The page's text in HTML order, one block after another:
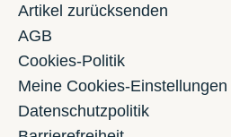
Artikel zurücksenden
AGB
Cookies-Politik
Meine Cookies-Einstellungen
Datenschutzpolitik